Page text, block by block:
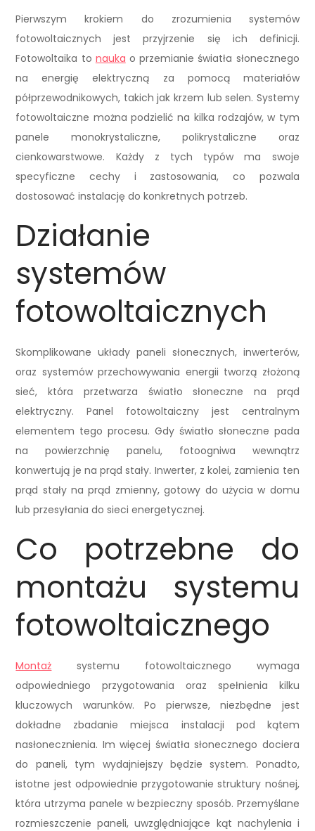
Pierwszym krokiem do zrozumienia systemów
fotowoltaicznych jest przyjrzenie się ich definicji.
Fotowoltaika to nauka o przemianie światła słonecznego
na energię elektryczną za pomocą materiałów
półprzewodnikowych, takich jak krzem lub selen. Systemy
fotowoltaiczne można podzielić na kilka rodzajów, w tym
panele monokrystaliczne, polikrystaliczne oraz
cienkowarstwowe. Każdy z tych typów ma swoje
specyficzne cechy i zastosowania, co pozwala
dostosować instalację do konkretnych potrzeb.
Działanie
systemów
fotowoltaicznych
Skomplikowane układy paneli słonecznych, inwerterów,
oraz systemów przechowywania energii tworzą złożoną
sieć, która przetwarza światło słoneczne na prąd
elektryczny. Panel fotowoltaiczny jest centralnym
elementem tego procesu. Gdy światło słoneczne pada
na powierzchnię panelu, fotoogniwa wewnątrz
konwertują je na prąd stały. Inwerter, z kolei, zamienia ten
prąd stały na prąd zmienny, gotowy do użycia w domu
lub przesyłania do sieci energetycznej.
Co potrzebne do
montażu systemu
fotowoltaicznego
Montaż systemu fotowoltaicznego wymaga
odpowiedniego przygotowania oraz spełnienia kilku
kluczowych warunków. Po pierwsze, niezbędne jest
dokładne zbadanie miejsca instalacji pod kątem
nasłonecznienia. Im więcej światła słonecznego dociera
do paneli, tym wydajniejszy będzie system. Ponadto,
istotne jest odpowiednie przygotowanie struktury nośnej,
która utrzyma panele w bezpieczny sposób. Przemyślane
rozmieszczenie paneli, uwzględniające kąt nachylenia i